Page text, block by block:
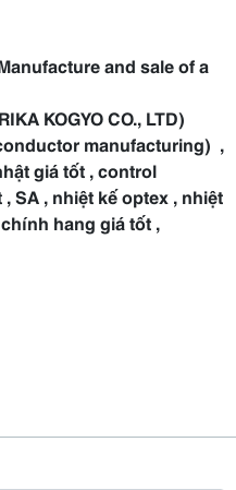
and sale of a
KOGYO CO., LTD)
manufacturing) ,
giá tốt , control
SA , nhiệt kế optex , nhiệt
hang giá tốt ,